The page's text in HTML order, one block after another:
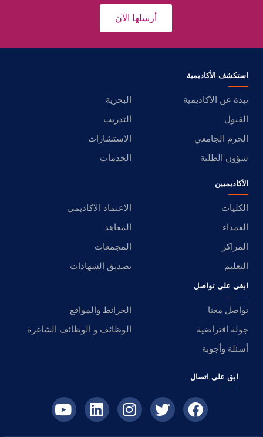
أرسلها الآن
استكشف الأكاديمية
نبذة عن الأكاديمية
البحرية
القبول
التدريب
الحرم الجامعي
الاستشارات
شؤون الطلبة
الخدمات
الأكاديميين
الكليات
الاعتماد الاكاديمي
العمداء
المعاهد
المراكز
المجمعات
التعليم
تصديق الشهادات
ابقى على تواصل
تواصل معنا
الخرائط والمواقع
جولة افتراضية
الوظائف و الوظائف الشاغرة
أسئلة وأجوبة
ابق على اتصال